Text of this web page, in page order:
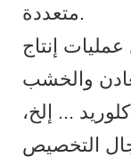
متعددة.
إنتاج
والخشب
... إلخ،